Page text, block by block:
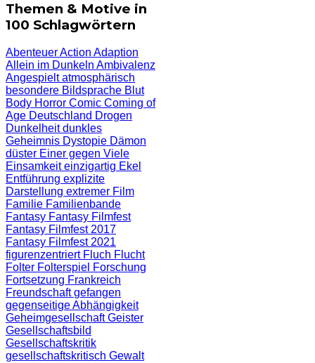
Themen & Motive in
100 Schlagwörtern
AbenteuerAction Adaption
Allein im Dunkeln Ambivalenz
Angespieltatmosphärisch
besondere Bildsprache Blut
Body Horror Comic Coming of
Age Deutschland Drogen
Dunkelheitdunkles
Geheimnis Dystopie Dämon
düster Einer gegen Viele
Einsamkeiteinzigartig Ekel
Entführung explizite
Darstellung extremer Film
Familie Familienbande
Fantasy Fantasy Filmfest
Fantasy Filmfest 2017
Fantasy Filmfest 2021
figurenzentriert Fluch Flucht
Folter Folterspiel Forschung
Fortsetzung Frankreich
Freundschaftgefangen
gegenseitige Abhängigkeit
GeheimgesellschaftGeister
Gesellschaftsbild
Gesellschaftskritik
gesellschaftskritisch Gewalt